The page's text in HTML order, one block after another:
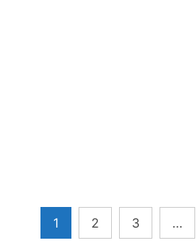
Sidnumrering
1 2 3 …